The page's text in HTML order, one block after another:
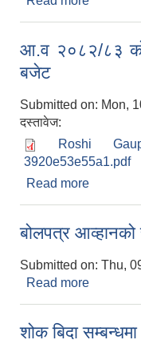
आ.व २०८२/८३ को
बजेट
Submitted on: Mon,
दस्तावेज:
Roshi
3920e53e55a1.pdf
Read more
बोलपत्र
Submitted on: Thu,
Read more
शोक बिदा